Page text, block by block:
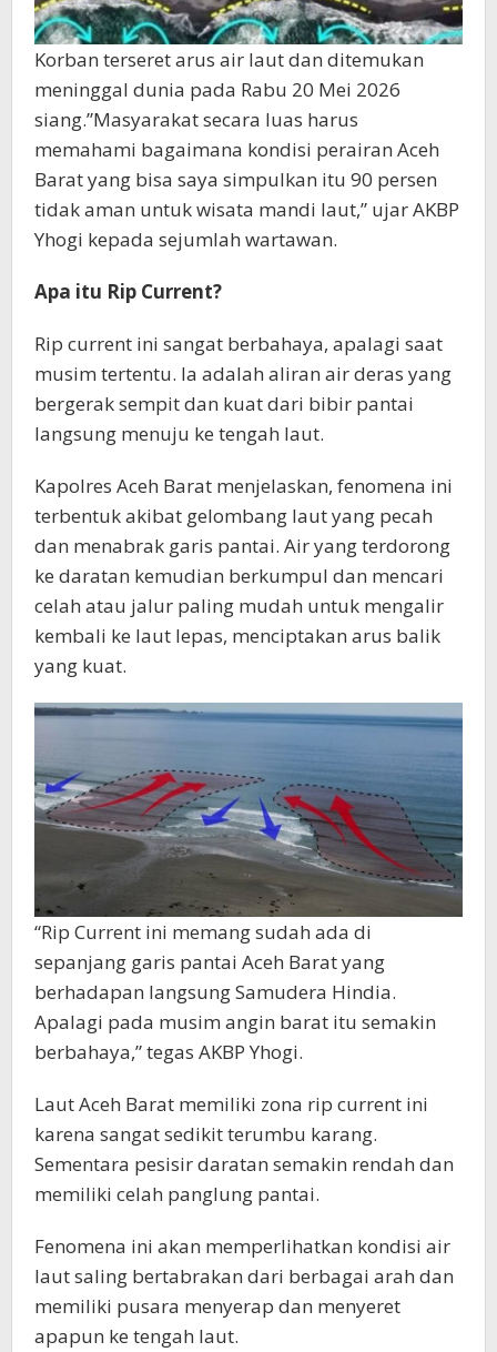
Korban terseret arus air laut dan ditemukan
meninggal dunia pada Rabu 20 Mei 2026
siang.”Masyarakat secara luas harus
memahami bagaimana kondisi perairan Aceh
Barat yang bisa saya simpulkan itu 90 persen
tidak aman untuk wisata mandi laut,” ujar AKBP
Yhogi kepada sejumlah wartawan.
Apa itu Rip Current?
Rip current ini sangat berbahaya, apalagi saat
musim tertentu. Ia adalah aliran air deras yang
bergerak sempit dan kuat dari bibir pantai
langsung menuju ke tengah laut.
Kapolres Aceh Barat menjelaskan, fenomena ini
terbentuk akibat gelombang laut yang pecah
dan menabrak garis pantai. Air yang terdorong
ke daratan kemudian berkumpul dan mencari
celah atau jalur paling mudah untuk mengalir
kembali ke laut lepas, menciptakan arus balik
yang kuat.
“Rip Current ini memang sudah ada di
sepanjang garis pantai Aceh Barat yang
berhadapan langsung Samudera Hindia.
Apalagi pada musim angin barat itu semakin
berbahaya,” tegas AKBP Yhogi.
Laut Aceh Barat memiliki zona rip current ini
karena sangat sedikit terumbu karang.
Sementara pesisir daratan semakin rendah dan
memiliki celah panglung pantai.
Fenomena ini akan memperlihatkan kondisi air
laut saling bertabrakan dari berbagai arah dan
memiliki pusara menyerap dan menyeret
apapun ke tengah laut.